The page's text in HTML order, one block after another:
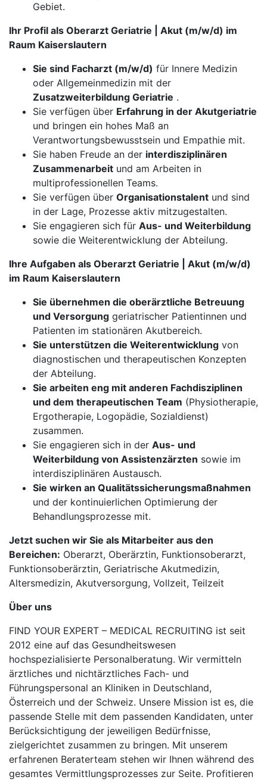
Gebiet.
Ihr Profil als Oberarzt Geriatrie | Akut (m/w/d) im
Raum Kaiserslautern
Sie sind Facharzt (m/w/d) für Innere Medizin
oder Allgemeinmedizin mit der
Zusatzweiterbildung Geriatrie .
​​​​​​​Sie verfügen über Erfahrung in der Akutgeriatrie
und bringen ein hohes Maß an
Verantwortungsbewusstsein und Empathie mit.
Sie haben Freude an der interdisziplinären
Zusammenarbeit und am Arbeiten in
multiprofessionellen Teams.
Sie verfügen über Organisationstalent und sind
in der Lage, Prozesse aktiv mitzugestalten.
Sie engagieren sich für Aus- und Weiterbildung
sowie die Weiterentwicklung der Abteilung.
Ihre Aufgaben als Oberarzt Geriatrie | Akut (m/w/d)
im Raum Kaiserslautern
Sie übernehmen die oberärztliche Betreuung
und Versorgung geriatrischer Patientinnen und
Patienten im stationären Akutbereich.
​​​​​​​Sie unterstützen die Weiterentwicklung von
diagnostischen und therapeutischen Konzepten
der Abteilung.
Sie arbeiten eng mit anderen Fachdisziplinen
und dem therapeutischen Team (Physiotherapie,
Ergotherapie, Logopädie, Sozialdienst)
zusammen.
Sie engagieren sich in der Aus- und
Weiterbildung von Assistenzärzten sowie im
interdisziplinären Austausch.
Sie wirken an Qualitätssicherungsmaßnahmen
und der kontinuierlichen Optimierung der
Behandlungsprozesse mit.
Jetzt suchen wir Sie als Mitarbeiter aus den
Bereichen: Oberarzt, Oberärztin, Funktionsoberarzt,
Funktionsoberärztin, Geriatrische Akutmedizin,
Altersmedizin, Akutversorgung, Vollzeit, Teilzeit
Über uns
FIND YOUR EXPERT – MEDICAL RECRUITING ist seit
2012 eine auf das Gesundheitswesen
hochspezialisierte Personalberatung. Wir vermitteln
ärztliches und nichtärztliches Fach- und
Führungspersonal an Kliniken in Deutschland,
Österreich und der Schweiz. Unsere Mission ist es, die
passende Stelle mit dem passenden Kandidaten, unter
Berücksichtigung der jeweiligen Bedürfnisse,
zielgerichtet zusammen zu bringen. Mit unserem
erfahrenen Beraterteam stehen wir Ihnen während des
gesamtes Vermittlungsprozesses zur Seite. Profitieren